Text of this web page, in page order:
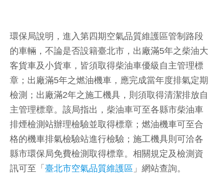
環保局說明，進入第四期空氣品質維護區管制路段
的車輛，不論是否設籍臺北市，出廠滿5年之柴油大
客貨車及小貨車，皆須取得柴油車優級自主管理標
章；出廠滿5年之燃油機車，應完成當年度排氣定期
檢測；出廠滿2年之施工機具，則須取得清潔排放自
主管理標章。該局指出，柴油車可至各縣市柴油車
排煙檢測站辦理檢驗並取得標章；燃油機車可至合
格的機車排氣檢驗站進行檢驗；施工機具則可洽各
縣市環保局免費檢測取得標章。相關規定及檢測資
訊可至「 臺北市空氣品質維護區 」網站查詢。